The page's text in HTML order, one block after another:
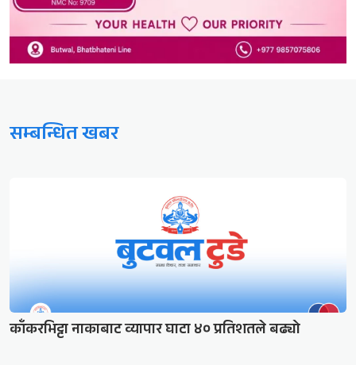
सम्बन्धित खबर
काँकरभिट्टा नाकाबाट व्यापार घाटा ४० प्रतिशतले बढ्यो